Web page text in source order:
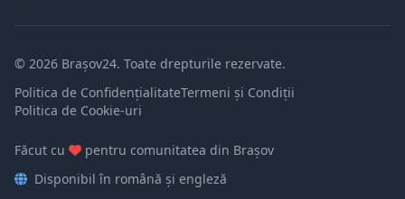
© 2026 Brașov24. Toate drepturile rezervate.
Politica de ConfidențialitateTermeni și Condiții
Politica de Cookie-uri
Făcut cu
pentru comunitatea din Brașov
Disponibil în română și engleză